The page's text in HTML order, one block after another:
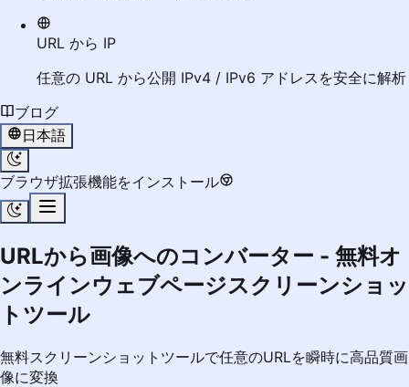
URL から IP
任意の URL から公開 IPv4 / IPv6 アドレスを安全に解析
ブログ
日本語
ブラウザ拡張機能をインストール
URLから画像へのコンバーター - 無料オ
ンラインウェブページスクリーンショッ
トツール
無料スクリーンショットツールで任意のURLを瞬時に高品質画
像に変換